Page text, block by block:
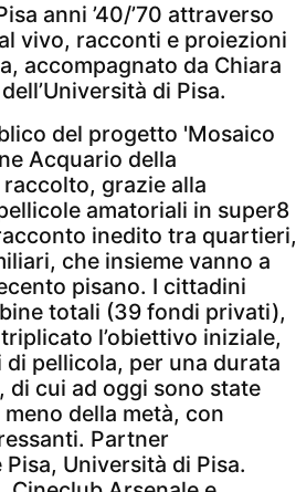
anni ’40/’70 attraverso
vivo, racconti e proiezioni
accompagnato da Chiara
di Pisa.
del progetto 'Mosaico
Acquario della
grazie alla
amatoriali in super8
inedito tra quartieri,
che insieme vanno a
pisano. I cittadini
totali (39 fondi privati),
l’obiettivo iniziale,
pellicola, per una durata
di cui ad oggi sono state
della metà, con
Partner
Università di Pisa.